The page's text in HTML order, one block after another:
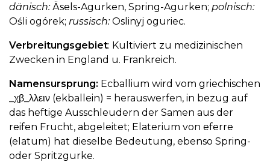
dänisch:Äsels-Agurken, Spring-Agurken; polnisch:
Ośli ogórek; russisch:Oslinyj oguriec.
Verbreitungsgebiet: Kultiviert zu medizinischen
Zwecken in England u. Frankreich.
Namensursprung: Ecballium wird vom griechischen
_χβ_λλειν (ekballein) = herauswerfen, in bezug auf
das heftige Ausschleudern der Samen aus der
reifen Frucht, abgeleitet; Elaterium von eferre
(elatum) hat dieselbe Bedeutung, ebenso Spring-
oder Spritzgurke.